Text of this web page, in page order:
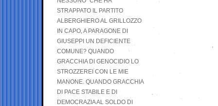
STRAPPATO IL PARTITO
ALBERGHIERO AL GRILLOZZO
IN CAPO, A PARAGONE DI
GIUSEPPI UN DEFICIENTE
COMUNE? QUANDO
GRACCHIA DI GENOCIDIO LO
STROZZEREI CON LE MIE
MANONE. QUANDO GRACCHIA
DI PACE STABILE E DI
DEMOCRAZIA AL SOLDO DI